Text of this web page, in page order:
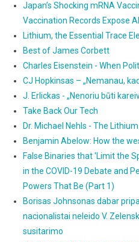
Japan’s Shocking mRNA
Vaccination Records Expose
Lithium, the Essential Trace
Best of James Corbett
Charles Eisenstein - When
CJ Hopkinsas – „Nemanau,
J. Erlickas - „Nenoriu būti
Take Back Our Tech
Dr. Michael Nehls - The
Benjamin Abelow: How the
False Binaries that 'Limit the
in the COVID-19 Debate and
Powers That Be (Part 1)
Borisas Johnsonas dabar
nacionalistai neleido V.
susitarimo